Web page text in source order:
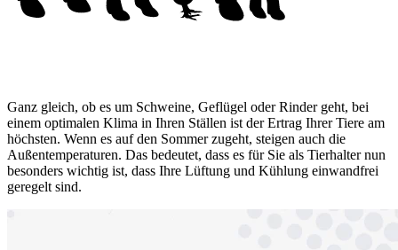
Ganz gleich, ob es um Schweine, Geflügel oder Rinder geht, bei
einem optimalen Klima in Ihren Ställen ist der Ertrag Ihrer Tiere am
höchsten. Wenn es auf den Sommer zugeht, steigen auch die
Außentemperaturen. Das bedeutet, dass es für Sie als Tierhalter nun
besonders wichtig ist, dass Ihre Lüftung und Kühlung einwandfrei
geregelt sind.